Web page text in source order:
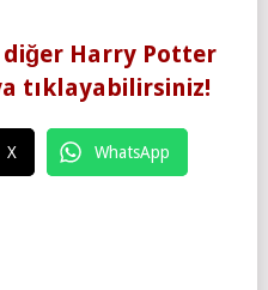
Harry Potter
tıklayabilirsiniz!
X WhatsApp